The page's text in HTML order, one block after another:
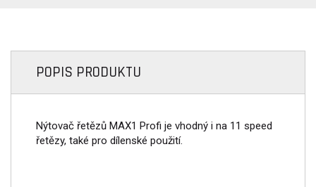
POPIS PRODUKTU
Nýtovač řetězů MAX1 Profi je vhodný i na 11 speed
řetězy, také pro dílenské použití.